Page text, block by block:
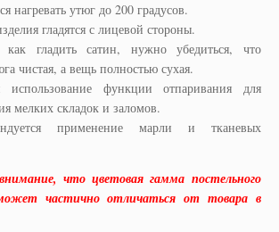
нагревать утюг до 200 градусов.
гладятся с лицевой стороны.
гладить сатин, нужно убедиться, что
чистая, а вещь полностью сухая.
использование функции отпаривания для
мелких складок и заломов.
применение марли и тканевых
что цветовая гамма постельного
частично отличаться от товара в